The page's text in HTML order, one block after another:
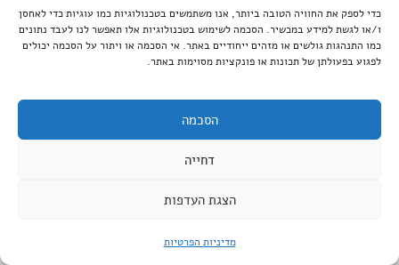
כדי לספק את החוויה הטובה ביותר, אנו משתמשים בטכנולוגיות כמו עוגיות כדי לאחסן
ו/או לגשת למידע במכשיר. הסכמה לשימוש בטכנולוגיות אלו תאפשר לנו לעבד נתונים
כמו התנהגות גולשים או מזהים ייחודיים באתר. אי הסכמה או ויתור על הסכמה יכולים
לפגוע בפעולתן של תכונות או פונקציות מסוימות באתר.
הסכמה
דחייה
הצגת העדפות
מדיניות הפרטיות
2026 © כל הזכויות שמורות למיכל שמיר
הצהרת נגישות